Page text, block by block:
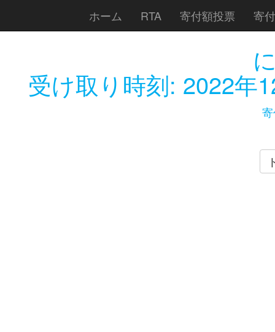
ホーム RTA 寄付額投票 寄
受け取り時刻: 2022年